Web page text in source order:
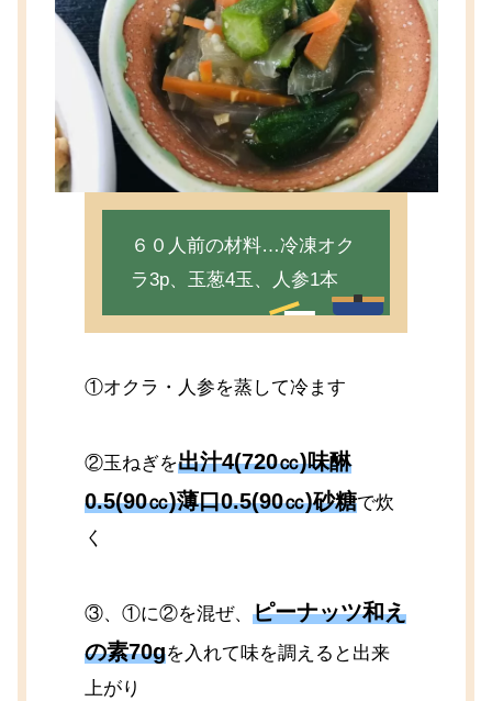
６０人前の材料…冷凍オク
ラ3p、玉葱4玉、人参1本
①オクラ・人参を蒸して冷ます
②玉ねぎを出汁4(720㏄)味醂
0.5(90㏄)薄口0.5(90㏄)砂糖で炊
く
③、①に②を混ぜ、ピーナッツ和え
の素70gを入れて味を調えると出来
上がり